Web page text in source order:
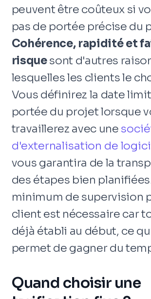
peuvent être coûteux si
pas de portée précise du
Cohérence, rapidité et
risquesont d'autres
lesquelles les clients le
Vous définirez la date
portée du projet lorsque
travaillerez avec une
d'externalisation de
vous garantira de la
des étapes bien
minimum de supervision
client est nécessaire car
déjà établi au début, ce
permet de gagner du
Quand choisir une